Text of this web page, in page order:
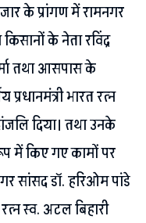
के प्रांगण में रामनगर
के नेता रविंद्र
तथा आसपास के
प्रधानमंत्री भारत रत्न
दिया। तथा उनके
में किए गए कामों पर
सांसद डॉ. हरिओम पांडे
स्व. अटल बिहारी